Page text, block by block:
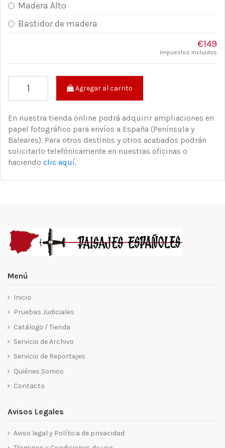
Madera Alto
Bastidor de madera
€149
Impuestos incluidos
Agregar al carrito
En nuestra tienda online podrá adquirir ampliaciones en
papel fotográfico para envíos a España (Península y
Baleares). Para otros destinos y otros acabados podrán
solicitarlo telefónicamente en nuestras oficinas o
haciendo clic aquí.
Menú
Inicio
Pruebas Judiciales
Catálogo / Tienda
Servicio de Archivo
Servicio de Reportajes
Quiénes Somos
Contacto
Avisos Legales
Aviso legal y Política de privacidad